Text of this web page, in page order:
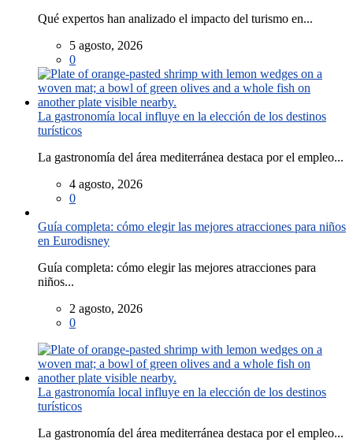
Qué expertos han analizado el impacto del turismo en...
5 agosto, 2026
0
La gastronomía local influye en la elección de los destinos
turísticos
La gastronomía del área mediterránea destaca por el empleo...
4 agosto, 2026
0
Guía completa: cómo elegir las mejores atracciones para niños
en Eurodisney
Guía completa: cómo elegir las mejores atracciones para
niños...
2 agosto, 2026
0
La gastronomía local influye en la elección de los destinos
turísticos
La gastronomía del área mediterránea destaca por el empleo...